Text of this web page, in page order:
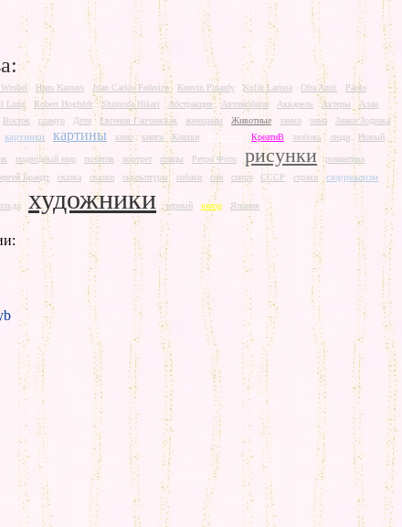
Hans Kanters Juan Carlos Federico Kenvin Pinardy Kulik Larissa Ofra Amit
Paolo
Lung Robert Hogfeldt Shimoda Hikari Абстракция Автомобили Акварель Актеры
Алан
Восток гламур Дети Евгения Гапчинская женщины Животные замки зима
Знаки Зодиака
картинки картины кино книги Кошки Красота КреатиВ любовь люди Новый
подводный мир позитив портрет птицы Ретро Фото рисунки
романтика
Брандт сказка сказки скульптуры собаки сон спорт СССР страхи сюрреализм
художники черный юмор Япония